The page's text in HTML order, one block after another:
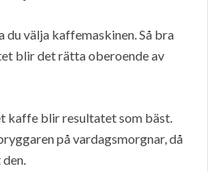
du välja kaffemaskinen. Så bra
blir det rätta oberoende av
kaffe blir resultatet som bäst.
på vardagsmorgnar, då